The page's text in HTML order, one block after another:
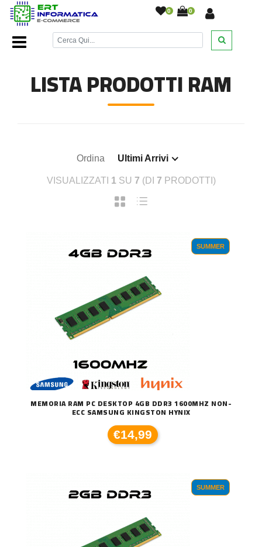
0 0
Home Page/Componenti Computer/RAM/
LISTA PRODOTTI RAM
Ordina Ultimi Arrivi
VISUALIZZATI 1 SU 7 (DI 7 PRODOTTI)
SUMMER
MEMORIA RAM PC DESKTOP 4GB DDR3 1600MHZ NON-
ECC SAMSUNG KINGSTON HYNIX
€14,99
SUMMER